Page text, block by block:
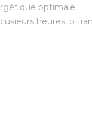
optimale.
heures,